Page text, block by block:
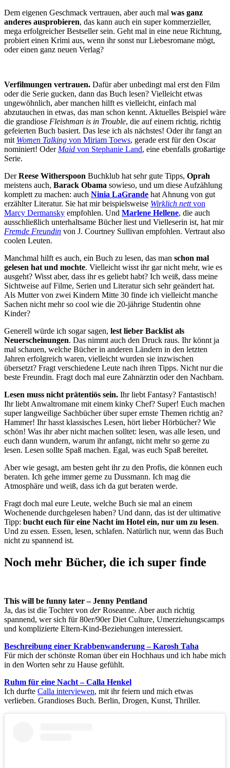
Dem eigenen Geschmack vertrauen, aber auch mal was ganz
anderes ausprobieren, das kann auch ein super kommerzieller,
mega erfolgreicher Bestseller sein. Geht mal in eine neue Richtung,
probiert einen Krimi aus, wenn ihr sonst nur Liebesromane mögt,
oder einen ganz neuen Verlag?
Verfilmungen vertrauen. Dafür aber unbedingt mal erst den Film
oder die Serie gucken, dann das Buch lesen? Vielleicht etwas
ungewöhnlich, aber manchen hilft es vielleicht, einfach mal
abzutauchen in etwas, das man schon kennt. Aktuelles Beispiel wäre
die grandiose Fleishman is in Trouble, die auf einem richtig, richtig
gefeierten Buch basiert. Das lese ich als nächstes! Oder ihr fangt an
mit Women Talking von Miriam Toews, gerade erst für den Oscar
nominiert! Oder Maid von Stephanie Land, eine ebenfalls großartige
Serie.
DerReese Witherspoon Buchklub hat sehr gute Tipps, Oprah
meistens auch, Barack Obama sowieso, und um diese Aufzählung
komplett zu machen: auch Ninia LaGrande hat Ahnung von gut
erzählter Literatur. Sie hat mir beispielsweise Wirklich nettvon
Marcy Dermansky empfohlen. Und Marlene Hellene, die auch
ausschließlich unterhaltsame Bücher liest und Vielleserin ist, hat mir
Fremde Freundin von J. Courtney Sullivan empfohlen. Vertraut also
coolen Leuten.
Manchmal hilft es auch, ein Buch zu lesen, das man schon mal
gelesen hat und mochte. Vielleicht wisst ihr gar nicht mehr, wie es
ausgeht? Wisst aber, dass ihr es geliebt habt? Ich weiß, dass meine
Sichtweise auf Filme, Serien und Literatur sich sehr geändert hat.
Als Mutter von zwei Kindern Mitte 30 finde ich vielleicht manche
Sachen nicht mehr so cool wie die 20-jährige Studentin ohne
Kinder?
Generell würde ich sogar sagen, lest lieber Backlist als
Neuerscheinungen. Das nimmt auch den Druck raus. Ihr könnt ja
mal schauen, welche Bücher in anderen Ländern in den letzten
Jahren erfolgreich waren, vielleicht wurden sie inzwischen
übersetzt? Fragt verschiedene Leute nach ihren Tipps. Nicht nur die
beste Freundin. Fragt doch mal eure Zahnärztin oder den Nachbarn.
Lesen muss nicht prätentiös sein. Ihr liebt Fantasy? Fantastisch!
Ihr liebt Anwaltromane mit einem kinky Chef? Super! Euch machen
super langweilige Sachbücher über super ernste Themen richtig an?
Hammer! Ihr hasst klassisches Lesen, hört lieber Hörbücher? Wie
schön! Was ihr aber nicht machen solltet: lesen, was alle lesen, und
euch dann wundern, warum ihr anfangt, nicht mehr so gerne zu
lesen. Lesen sollte Spaß machen. Egal, was euch Spaß bereitet.
Aber wie gesagt, am besten geht ihr zu den Profis, die können euch
beraten. Ich gehe immer gerne zu Dussmann. Ich mag die
Atmosphäre und weiß, dass ich da gut beraten werde.
Fragt doch mal eure Leute, welche Buch sie mal an einem
Wochenende durchgelesen haben? Und dann, das ist der ultimative
Tipp: bucht euch für eine Nacht im Hotel ein, nur um zu lesen.
Und zu essen. Essen, lesen, schlafen. Natürlich nur, wenn das Buch
nicht zu spannend ist.
Noch mehr Bücher, die ich super finde
This will be funny later – Jenny Pentland
Ja, das ist die Tochter von derRoseanne. Aber auch richtig
spannend, wer sich für 80er/90er Diet Culture, Umerziehungscamps
und komplizierte Eltern-Kind-Beziehungen interessiert.
Beschreibung einer Krabbenwanderung – Karosh Taha
Für mich der schönste Roman über ein Hochhaus und ich habe mich
in den Worten sehr zu Hause gefühlt.
Ruhm für eine Nacht – Calla Henkel
Ich durfte Calla interviewen, mit ihr feiern und mich etwas
verlieben. Grandioses Buch. Berlin, Drogen, Kunst, Thriller.